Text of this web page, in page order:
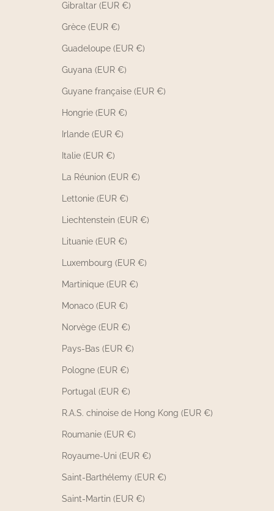
Gibraltar (EUR €)
Grèce (EUR €)
Guadeloupe (EUR €)
Guyana (EUR €)
Guyane française (EUR €)
Hongrie (EUR €)
Irlande (EUR €)
Italie (EUR €)
La Réunion (EUR €)
Lettonie (EUR €)
Liechtenstein (EUR €)
Lituanie (EUR €)
Luxembourg (EUR €)
Martinique (EUR €)
Monaco (EUR €)
Norvège (EUR €)
Pays-Bas (EUR €)
Pologne (EUR €)
Portugal (EUR €)
R.A.S. chinoise de Hong Kong (EUR €)
Roumanie (EUR €)
Royaume-Uni (EUR €)
Saint-Barthélemy (EUR €)
Saint-Martin (EUR €)